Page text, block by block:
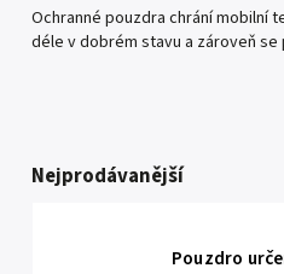
Ochranné pouzdra chrání mobilní
déle v dobrém stavu a zároveň
Nejprodávanější
Pouzdro